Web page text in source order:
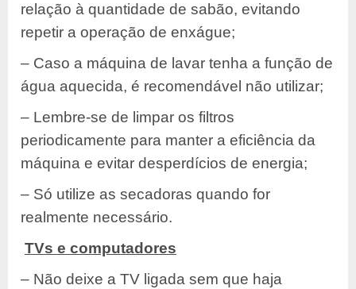
relação à quantidade de sabão, evitando
repetir a operação de enxágue;
– Caso a máquina de lavar tenha a função de
água aquecida, é recomendável não utilizar;
– Lembre-se de limpar os filtros
periodicamente para manter a eficiência da
máquina e evitar desperdícios de energia;
– Só utilize as secadoras quando for
realmente necessário.
TVs e computadores
– Não deixe a TV ligada sem que haja